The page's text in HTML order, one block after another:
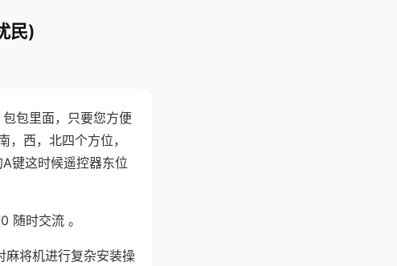
民)
包里面，只要您方便
西，北四个方位，
键这时候遥控器东位
随时交流 。
麻将机进行复杂安装操